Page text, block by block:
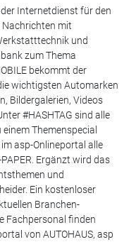
der Internetdienst für den
mit
und
zum Thema
bekommt der
wichtigsten Automarken
Bildergalerien, Videos
#HASHTAG sind alle
Themenspecial
asp-Onlineportal alle
Ergänzt wird das
und
Ein kostenloser
Branchen-
Fachpersonal finden
von AUTOHAUS, asp